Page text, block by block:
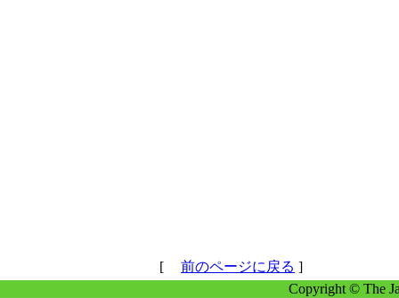
[ 前のページに戻る ]
Copyright © The